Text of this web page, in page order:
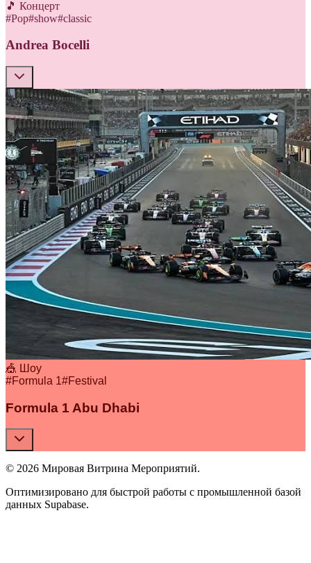
🎵 Концерт
#Pop#show#classic
Andrea Bocelli
🎪 Шоу
#Formula 1#Festival
Formula 1 Abu Dhabi
© 2026 Мировая Витрина Мероприятий.
Оптимизировано для быстрой работы с промышленной базой
данных Supabase.